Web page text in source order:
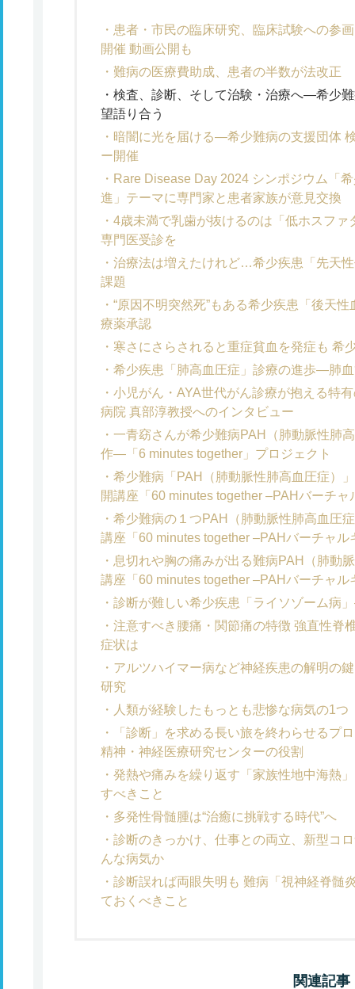
患者・市民の臨床研究、臨床試験への参
開催 動画公開も
難病の医療費助成、患者の半数が法
検査、診断、そして治験・治療へ―希少
望語り合う
暗闇に光を届ける―希少難病の支援団体
ー開催
Rare Disease Day 2024 シンポジウム「
進」テーマに専門家と患者家族が意見交換
4歳未満で乳歯が抜けるのは「低ホスフ
専門医受診を
治療法は増えたけれど…希少疾患「先天
課題
“原因不明突然死”もある希少疾患「後天
療薬承認
寒さにさらされると重症貧血を発症も 希
希少疾患「肺高血圧症」診療の進歩―肺
小児がん・AYA世代がん診療が抱える特
病院 真部淳教授へのインタビュー
一青窈さんが希少難病PAH（肺動脈性肺
作―「6 minutes together」プロジェクト
希少難病「PAH（肺動脈性肺高血圧症）
開講座「60 minutes together –PAHバーチ
希少難病の１つPAH（肺動脈性肺高血圧
講座「60 minutes together –PAHバーチャル
息切れや胸の痛みが出る難病PAH（肺動
講座「60 minutes together –PAHバーチャル
診断が難しい希少疾患「ライソゾーム病
注意すべき腰痛・関節痛の特徴 強直性脊
症状は
アルツハイマー病など神経疾患の解明の
研究
人類が経験したもっとも悲惨な病気の1つ
「診断」を求める長い旅を終わらせるプ
精神・神経医療研究センターの役割
発熱や痛みを繰り返す「家族性地中海熱
すべきこと
多発性骨髄腫は“治癒に挑戦する時代”へ
診断のきっかけ、仕事との両立、新型コ
んな病気か
診断誤れば両眼失明も 難病「視神経脊髄
ておくべきこと
関連記事